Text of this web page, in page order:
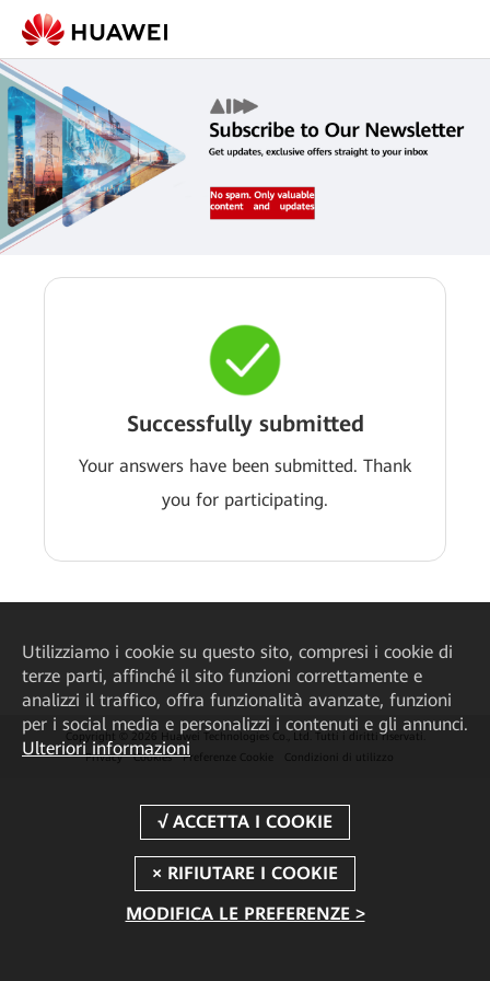
Successfully submitted
Your answers have been submitted. Thank
you for participating.
Copyright © 2026 Huawei Technologies Co., Ltd. Tutti i diritti riservati.
Privacy
Cookies Preferenze Cookie Condizioni di utilizzo
Utilizziamo i cookie su questo sito, compresi i cookie di
terze parti, affinché il sito funzioni correttamente e
analizzi il traffico, offra funzionalità avanzate, funzioni
per i social media e personalizzi i contenuti e gli annunci.
Ulteriori informazioni
MODIFICA LE PREFERENZE >